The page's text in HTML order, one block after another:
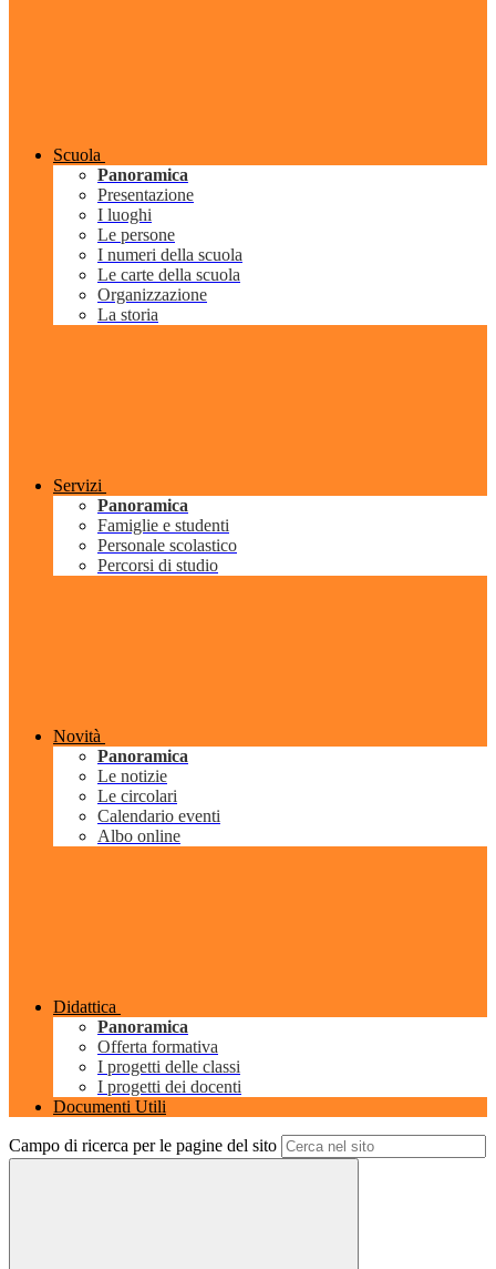
Scuola
Panoramica
Presentazione
I luoghi
Le persone
I numeri della scuola
Le carte della scuola
Organizzazione
La storia
Servizi
Panoramica
Famiglie e studenti
Personale scolastico
Percorsi di studio
Novità
Panoramica
Le notizie
Le circolari
Calendario eventi
Albo online
Didattica
Panoramica
Offerta formativa
I progetti delle classi
I progetti dei docenti
Documenti Utili
Campo di ricerca per le pagine del sito